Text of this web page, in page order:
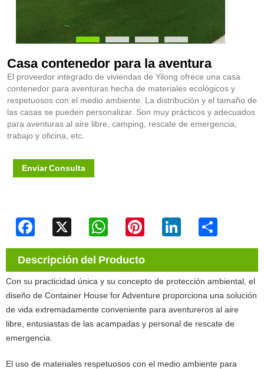
Casa contenedor para la aventura
El proveedor integrado de viviendas de Yilong ofrece una casa
contenedor para aventuras hecha de materiales ecológicos y
respetuosos con el medio ambiente. La distribución y el tamaño de
las casas se pueden personalizar. Son muy prácticos y adecuados
para aventuras al aire libre, camping, rescate de emergencia,
trabajo y oficina, etc.
Enviar Consulta
Facebook WhatsApp Pinterest LinkedIn
Descripción del Producto
Con su practicidad única y su concepto de protección ambiental, el
diseño de Container House for Adventure proporciona una solución
de vida extremadamente conveniente para aventureros al aire
libre, entusiastas de las acampadas y personal de rescate de
emergencia.
El uso de materiales respetuosos con el medio ambiente para